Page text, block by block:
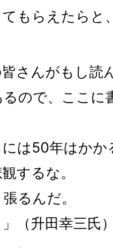
もらえたらと
さんがもし読
るので、ここに
には50年はか
するな。
るんだ。
（升田幸三氏